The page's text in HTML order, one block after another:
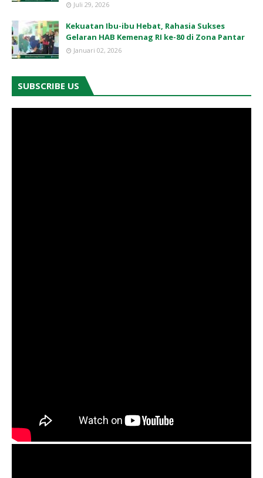
Juli 29, 2026
Kekuatan Ibu-ibu Hebat, Rahasia Sukses
Gelaran HAB Kemenag RI ke-80 di Zona Pantar
Januari 02, 2026
SUBSCRIBE US